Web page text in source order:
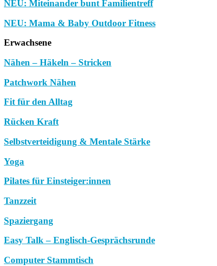
NEU: Miteinander bunt Familientreff
NEU: Mama & Baby Outdoor Fitness
Erwachsene
Nähen – Häkeln – Stricken
Patchwork Nähen
Fit für den Alltag
Rücken Kraft
Selbstverteidigung & Mentale Stärke
Yoga
Pilates für Einsteiger:innen
Tanzzeit
Spaziergang
Easy Talk – Englisch-Gesprächsrunde
Computer Stammtisch